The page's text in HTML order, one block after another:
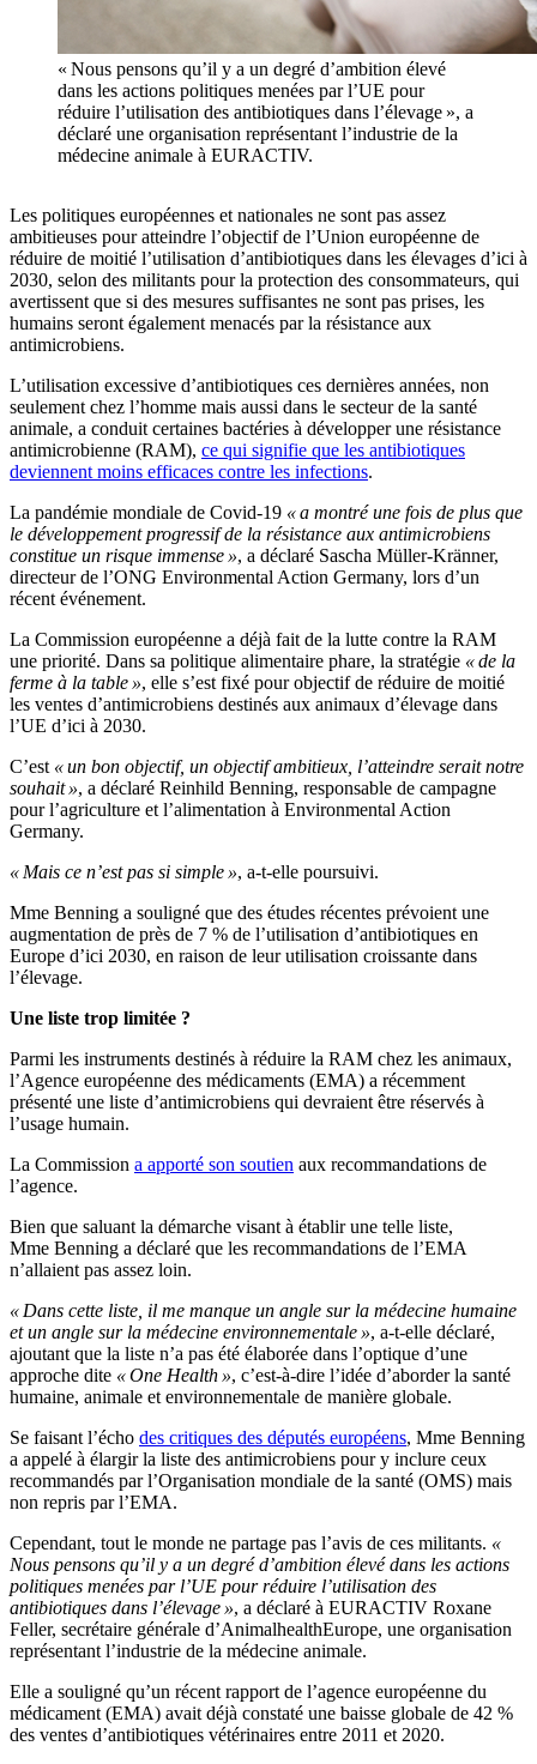
« Nous pensons qu’il y a un degré d’ambition élevé
dans les actions politiques menées par l’UE pour
réduire l’utilisation des antibiotiques dans l’élevage », a
déclaré une organisation représentant l’industrie de la
médecine animale à EURACTIV.
Les politiques européennes et nationales ne sont pas assez
ambitieuses pour atteindre l’objectif de l’Union européenne de
réduire de moitié l’utilisation d’antibiotiques dans les élevages d’ici à
2030, selon des militants pour la protection des consommateurs, qui
avertissent que si des mesures suffisantes ne sont pas prises, les
humains seront également menacés par la résistance aux
antimicrobiens.
L’utilisation excessive d’antibiotiques ces dernières années, non
seulement chez l’homme mais aussi dans le secteur de la santé
animale, a conduit certaines bactéries à développer une résistance
antimicrobienne (RAM), ce qui signifie que les antibiotiques
deviennent moins efficaces contre les infections.
La pandémie mondiale de Covid-19 « a montré une fois de plus que
le développement progressif de la résistance aux antimicrobiens
constitue un risque immense », a déclaré Sascha Müller-Kränner,
directeur de l’ONG Environmental Action Germany, lors d’un
récent événement.
La Commission européenne a déjà fait de la lutte contre la RAM
une priorité. Dans sa politique alimentaire phare, la stratégie « de la
ferme à la table », elle s’est fixé pour objectif de réduire de moitié
les ventes d’antimicrobiens destinés aux animaux d’élevage dans
l’UE d’ici à 2030.
C’est « un bon objectif, un objectif ambitieux, l’atteindre serait notre
souhait », a déclaré Reinhild Benning, responsable de campagne
pour l’agriculture et l’alimentation à Environmental Action
Germany.
« Mais ce n’est pas si simple », a-t-elle poursuivi.
Mme Benning a souligné que des études récentes prévoient une
augmentation de près de 7 % de l’utilisation d’antibiotiques en
Europe d’ici 2030, en raison de leur utilisation croissante dans
l’élevage.
Une liste trop limitée ?
Parmi les instruments destinés à réduire la RAM chez les animaux,
l’Agence européenne des médicaments (EMA) a récemment
présenté une liste d’antimicrobiens qui devraient être réservés à
l’usage humain.
La Commission a apporté son soutien aux recommandations de
l’agence.
Bien que saluant la démarche visant à établir une telle liste,
Mme Benning a déclaré que les recommandations de l’EMA
n’allaient pas assez loin.
« Dans cette liste, il me manque un angle sur la médecine humaine
et un angle sur la médecine environnementale », a-t-elle déclaré,
ajoutant que la liste n’a pas été élaborée dans l’optique d’une
approche dite « One Health », c’est-à-dire l’idée d’aborder la santé
humaine, animale et environnementale de manière globale.
Se faisant l’écho des critiques des députés européens, Mme Benning
a appelé à élargir la liste des antimicrobiens pour y inclure ceux
recommandés par l’Organisation mondiale de la santé (OMS) mais
non repris par l’EMA.
Cependant, tout le monde ne partage pas l’avis de ces militants. «
Nous pensons qu’il y a un degré d’ambition élevé dans les actions
politiques menées par l’UE pour réduire l’utilisation des
antibiotiques dans l’élevage », a déclaré à EURACTIV Roxane
Feller, secrétaire générale d’AnimalhealthEurope, une organisation
représentant l’industrie de la médecine animale.
Elle a souligné qu’un récent rapport de l’agence européenne du
médicament (EMA) avait déjà constaté une baisse globale de 42 %
des ventes d’antibiotiques vétérinaires entre 2011 et 2020.